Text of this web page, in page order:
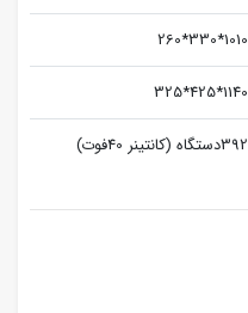
1010*330*260
1140*425*325
392دستگاه (کانتينر 40فوت)